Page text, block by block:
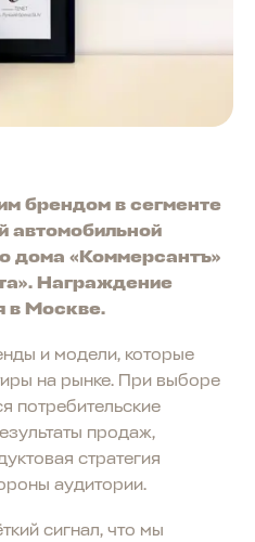
брендом в сегменте
автомобильной
дома «Коммерсантъ»
Награждение
в Москве.
и модели, которые
на рынке. При выборе
потребительские
продаж,
стратегия
аудитории.
сигнал, что мы